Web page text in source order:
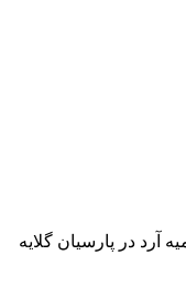
در پارسیان گلایه